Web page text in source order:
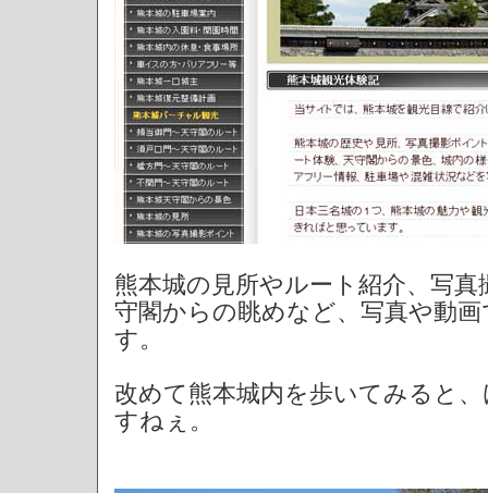
熊本城の見所やルート紹介、写
守閣からの眺めなど、写真や動
す。
改めて熊本城内を歩いてみると
すねぇ。